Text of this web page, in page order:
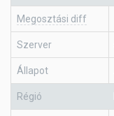
Megosztási diff
Szerver
Állapot
Régió